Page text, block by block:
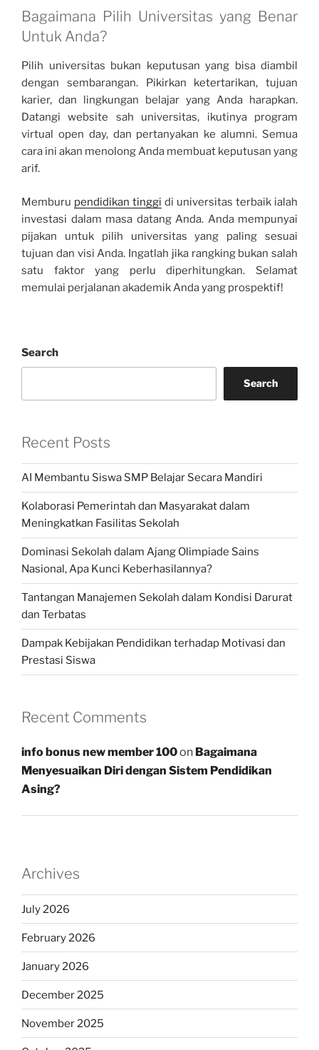
Bagaimana Pilih Universitas yang Benar
Untuk Anda?
Pilih universitas bukan keputusan yang bisa diambil
dengan sembarangan. Pikirkan ketertarikan, tujuan
karier, dan lingkungan belajar yang Anda harapkan.
Datangi website sah universitas, ikutinya program
virtual open day, dan pertanyakan ke alumni. Semua
cara ini akan menolong Anda membuat keputusan yang
arif.
Memburu pendidikan tinggi di universitas terbaik ialah
investasi dalam masa datang Anda. Anda mempunyai
pijakan untuk pilih universitas yang paling sesuai
tujuan dan visi Anda. Ingatlah jika rangking bukan salah
satu faktor yang perlu diperhitungkan. Selamat
memulai perjalanan akademik Anda yang prospektif!
Search
Search
Recent Posts
AI Membantu Siswa SMP Belajar Secara Mandiri
Kolaborasi Pemerintah dan Masyarakat dalam
Meningkatkan Fasilitas Sekolah
Dominasi Sekolah dalam Ajang Olimpiade Sains
Nasional, Apa Kunci Keberhasilannya?
Tantangan Manajemen Sekolah dalam Kondisi Darurat
dan Terbatas
Dampak Kebijakan Pendidikan terhadap Motivasi dan
Prestasi Siswa
Recent Comments
info bonus new member 100on Bagaimana
Menyesuaikan Diri dengan Sistem Pendidikan
Asing?
Archives
July 2026
February 2026
January 2026
December 2025
November 2025